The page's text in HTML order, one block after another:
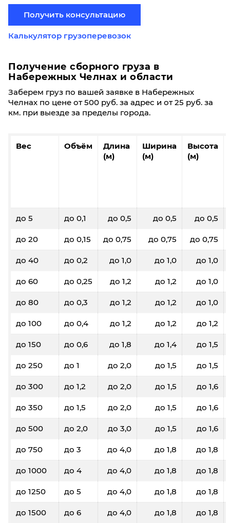
Получить консультацию
Калькулятор грузоперевозок
Получение сборного груза в
Набережных Челнах и области
Заберем груз по вашей заявке в Набережных
Челнах по цене от 500 руб. за адрес и от 25 руб. за
км. при выезде за пределы города.
Вес Объём
Длина
(м)
Ширина
(м)
Высота
(м)
до 5 до 0,1 до 0,5 до 0,5 до 0,5
до 20 до 0,15 до 0,75 до 0,75 до 0,75
до 40 до 0,2 до 1,0 до 1,0 до 1,0
до 60 до 0,25 до 1,2 до 1,2 до 1,0
до 80 до 0,3 до 1,2 до 1,2 до 1,0
до 100 до 0,4 до 1,2 до 1,2 до 1,2
до 150 до 0,6 до 1,8 до 1,4 до 1,5
до 250 до 1 до 2,0 до 1,5 до 1,5
до 300 до 1,2 до 2,0 до 1,5 до 1,6
до 350 до 1,5 до 2,0 до 1,5 до 1,6
до 500 до 2,0 до 3,0 до 1,5 до 1,6
до 750 до 3 до 4,0 до 1,8 до 1,8
до 1000 до 4 до 4,0 до 1,8 до 1,8
до 1250 до 5 до 4,0 до 1,8 до 1,8
до 1500 до 6 до 4,0 до 1,8 до 1,8